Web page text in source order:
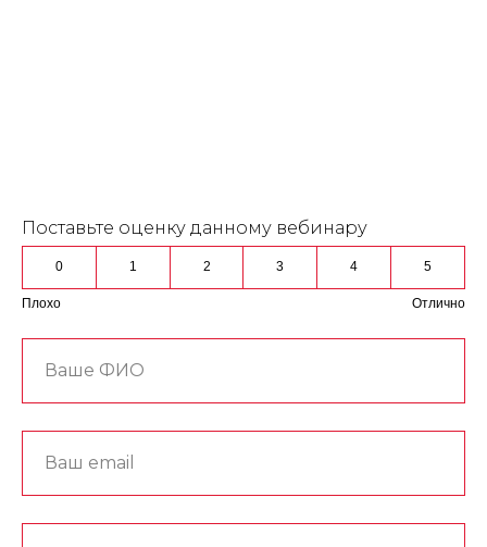
Поставьте оценку данному вебинару
0 1 2 3 4 5
Плохо Отлично